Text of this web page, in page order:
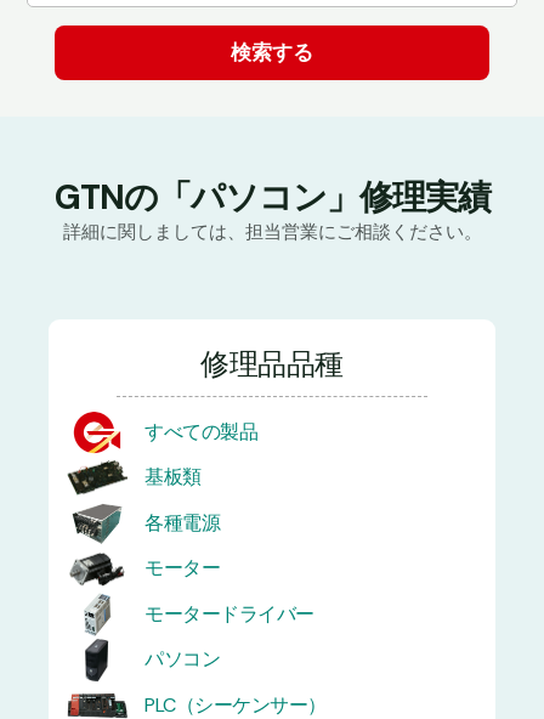
GTNの「パソコン」修理実績
詳細に関しましては、担当営業にご相談ください。
修理品品種
すべての製品
基板類
各種電源
モーター
モータードライバー
パソコン
PLC（シーケンサー）